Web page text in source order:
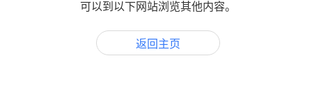
可以到以下网站浏览其他内容。
返回主页